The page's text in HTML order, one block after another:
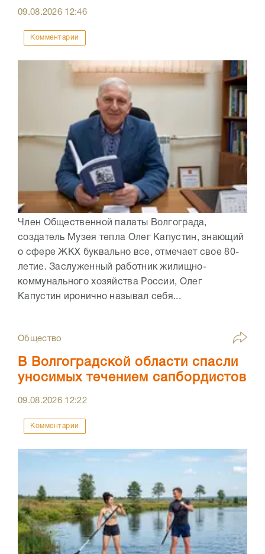
09.08.2026 12:46
Комментарии
Член Общественной палаты Волгограда,
создатель Музея тепла Олег Капустин, знающий
о сфере ЖКХ буквально все, отмечает свое 80-
летие. Заслуженный работник жилищно-
коммунального хозяйства России, Олег
Капустин иронично называл себя...
Общество
В Волгоградской области спасли
уносимых течением сапбордистов
09.08.2026 12:22
Комментарии